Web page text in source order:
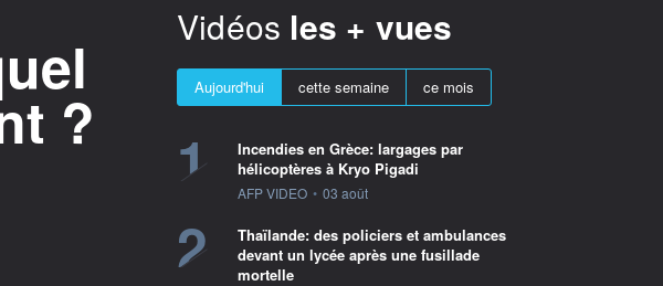
?
Vidéos les + vues
Aujourd'hui cette semaine ce mois
1
Incendies en Grèce: largages par
hélicoptères à Kryo Pigadi
information fournie par
AFP VIDEO • 03 août
2
Thaïlande: des policiers et ambulances
devant un lycée après une fusillade
mortelle